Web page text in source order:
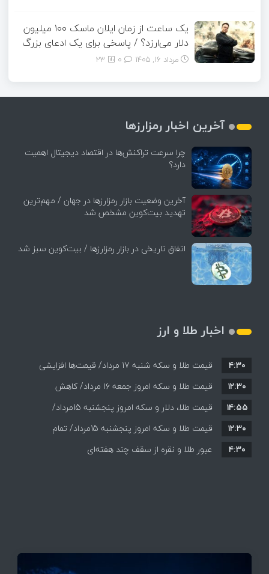
یک ساعت از زمان ایلان ماسک ۱۰۰ میلیون
دلار می‌ارزد؟ / پاسخی برای یک ادعای بزرگ
مرداد ۱۶, ۱۴۰۵ 23
آخرین اخبار رمزارزها
چرا سرعت تراکنش‌ها در اقتصاد دیجیتال اهمیت
دارد؟
آخرین وضعیت بازار رمزارزها در جهان / مهم‌ترین
تهدید بیت‌کوین مشخص شد
اتفاق تاریخی در بازار رمزارزها / بیت‌کوین سبز شد
اخبار طلا و ارز
قیمت طلا و سکه شنبه 17 مرداد/ قیمت‌ها افزایشی
۴:۳۰
قیمت طلا و سکه امروز جمعه ۱۶ مرداد/ کاهش
قیمت ها+ جدول و جزییات
۱۲:۳۰
قیمت طلا، دلار و سکه امروز پنجشنبه 15مرداد/
افزایش قیمت ها + جدول
۱۴:۵۵
قیمت طلا و سکه امروز پنجشنبه 15مرداد/ تمام
قیمت ها بر مدار افزایش + جدول
۱۲:۳۰
عبور طلا و نقره از سقف چند هفته‌ای
۴:۳۰